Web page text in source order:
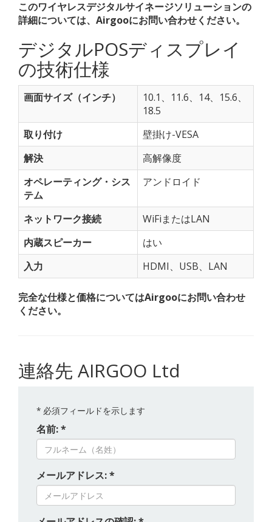
このワイヤレスデジタルサイネージソリューションの
詳細については、Airgooにお問い合わせください。
デジタルPOSディスプレイ
の技術仕様
画面サイズ（インチ）
10.1、11.6、14、15.6、
18.5
取り付け
壁掛け-VESA
解決
高解像度
オペレーティング・シス
テム
アンドロイド
ネットワーク接続
WiFiまたはLAN
内蔵スピーカー
はい
入力
HDMI、USB、LAN
完全な仕様と価格についてはAirgooにお問い合わせ
ください。
連絡先 AIRGOO Ltd
* 必須フィールドを示します
名前: *
メールアドレス: *